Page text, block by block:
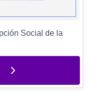
Social de la